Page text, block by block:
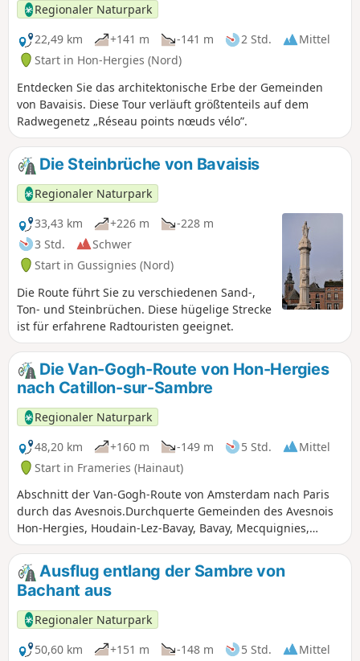
Regionaler Naturpark
22,49 km
+141 m -141 m 2 Std.
Mittel
Start in Hon-Hergies (Nord)
Entdecken Sie das architektonische Erbe der Gemeinden
von Bavaisis. Diese Tour verläuft größtenteils auf dem
Radwegenetz „Réseau points nœuds vélo”.
Die Steinbrüche von Bavaisis
Regionaler Naturpark
33,43 km
+226 m
-228 m
3 Std.
Schwer
Start in Gussignies (Nord)
Die Route führt Sie zu verschiedenen Sand-,
Ton- und Steinbrüchen. Diese hügelige Strecke
ist für erfahrene Radtouristen geeignet.
Die Van-Gogh-Route von Hon-Hergies
nach Catillon-sur-Sambre
Regionaler Naturpark
48,20 km
+160 m -149 m 5 Std.
Mittel
Start in Frameries (Hainaut)
Abschnitt der Van-Gogh-Route von Amsterdam nach Paris
durch das Avesnois.Durchquerte Gemeinden des Avesnois
Hon-Hergies, Houdain-Lez-Bavay, Bavay, Mecquignies,
Obies, Locquignol, Landrecies, Ors, Catillon-sur-Sambre.
Ausflug entlang der Sambre von
Bachant aus
Regionaler Naturpark
50,60 km
+151 m -148 m 5 Std.
Mittel